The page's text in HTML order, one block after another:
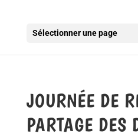
Sélectionner une page
JOURNÉE DE
PARTAGE DES